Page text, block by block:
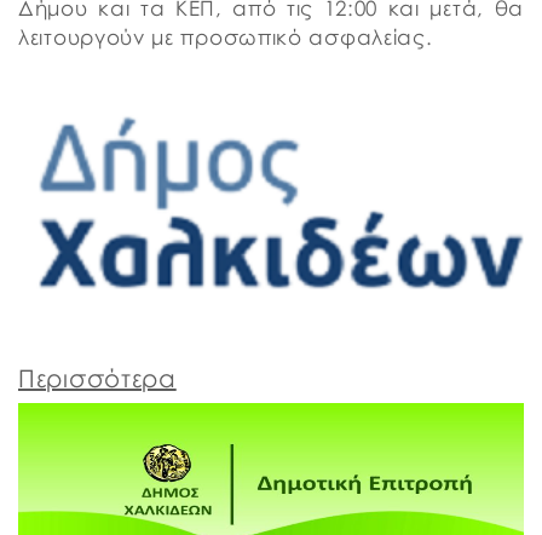
Δήμου και τα ΚΕΠ, από τις 12:00 και μετά, θα
λειτουργούν με προσωπικό ασφαλείας.
Περισσότερα